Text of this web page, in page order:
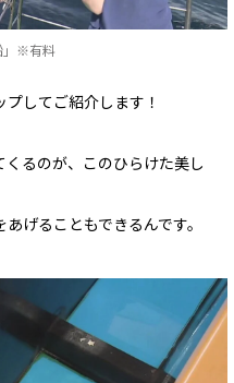
」※有料
してご紹介します！
るのが、このひらけた美し
げることもできるんです。